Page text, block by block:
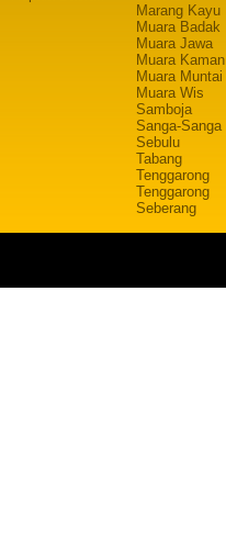
Marang Kayu
Muara Badak
Muara Jawa
Muara Kaman
Muara Muntai
Muara Wis
Samboja
Sanga-Sanga
Sebulu
Tabang
Tenggarong
Tenggarong
Seberang